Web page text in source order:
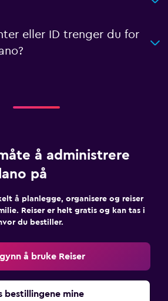
eller ID trenger du for
å administrere
på
å planlegge, organisere og reiser
Reiser er helt gratis og kan tas i
du bestiller.
å bruke Reiser
bestillingene mine